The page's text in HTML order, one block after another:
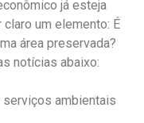
já esteja
um elemento: É
área preservada?
notícias abaixo:
serviços ambientais